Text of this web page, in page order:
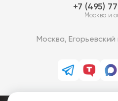
7 (495)
Москва и
Москва,